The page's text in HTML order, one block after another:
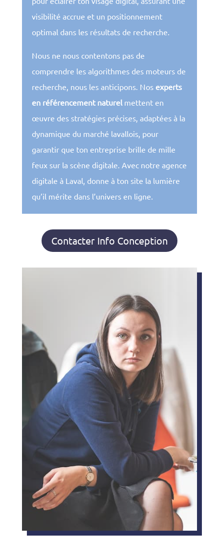
visibilité accrue et un positionnement
optimal dans les résultats de recherche.
Nous ne nous contentons pas de
comprendre les algorithmes des moteurs de
recherche, nous les anticipons. Nos experts
en référencement naturelmettent en
œuvre des stratégies précises, adaptées à la
dynamique du marché lavallois, pour
garantir que ton entreprise brille de mille
feux sur la scène digitale. Avec notre agence
digitale à Laval, donne à ton site la lumière
qu’il mérite dans l’univers en ligne.
Contacter Info Conception